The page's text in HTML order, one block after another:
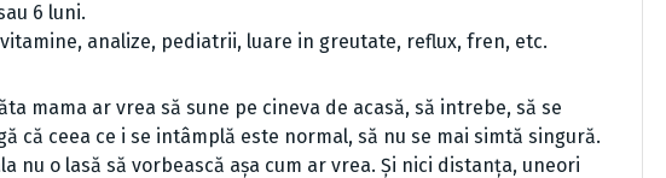
6 luni.
analize, pediatrii, luare in greutate, reflux, fren, etc.
mama ar vrea să sune pe cineva de acasă, să intrebe, să se
că ceea ce i se intâmplă este normal, să nu se mai simtă singură.
nu o lasă să vorbească așa cum ar vrea. Și nici distanța, uneori